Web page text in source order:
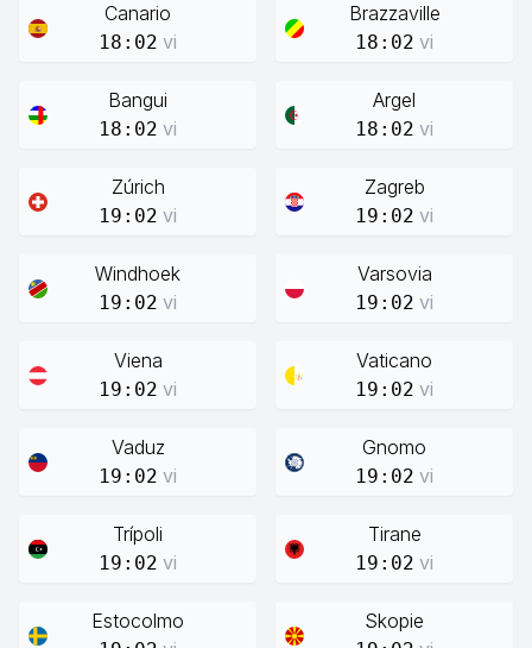
Canario
18:02 vi
Brazzaville
18:02 vi
Bangui
18:02 vi
Argel
18:02 vi
Zúrich
19:02 vi
Zagreb
19:02 vi
Windhoek
19:02 vi
Varsovia
19:02 vi
Viena
19:02 vi
Vaticano
19:02 vi
Vaduz
19:02 vi
Gnomo
19:02 vi
Trípoli
19:02 vi
Tirane
19:02 vi
Estocolmo Skopie